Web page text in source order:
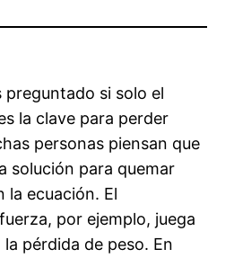
preguntado si solo el
la clave para perder
personas piensan que
solución para quemar
la ecuación. El
por ejemplo, juega
pérdida de peso. En